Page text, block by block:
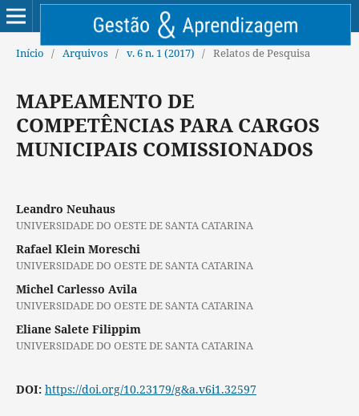
Início / Arquivos / v. 6 n. 1 (2017) / Relatos de Pesquisa
MAPEAMENTO DE
COMPETÊNCIAS PARA CARGOS
MUNICIPAIS COMISSIONADOS
Leandro Neuhaus
UNIVERSIDADE DO OESTE DE SANTA CATARINA
Rafael Klein Moreschi
UNIVERSIDADE DO OESTE DE SANTA CATARINA
Michel Carlesso Avila
UNIVERSIDADE DO OESTE DE SANTA CATARINA
Eliane Salete Filippim
UNIVERSIDADE DO OESTE DE SANTA CATARINA
DOI: https://doi.org/10.23179/g&a.v6i1.32597